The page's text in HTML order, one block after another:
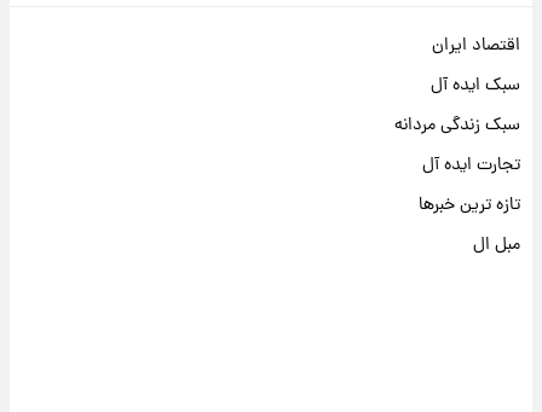
اقتصاد ایران
سبک ایده آل
سبک زندگی مردانه
تجارت ایده آل
تازه ترین خبرها
مبل ال